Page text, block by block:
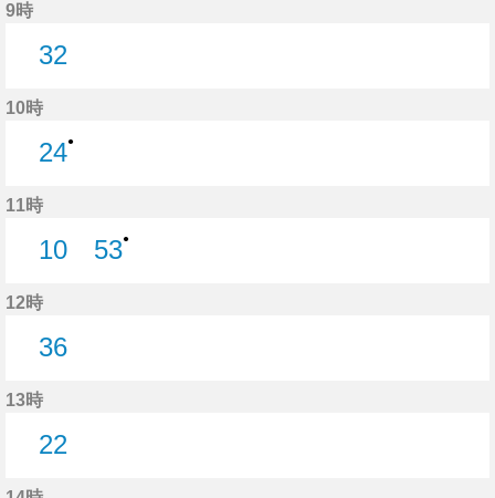
9時
32
10時
24●
11時
10
53●
12時
36
13時
22